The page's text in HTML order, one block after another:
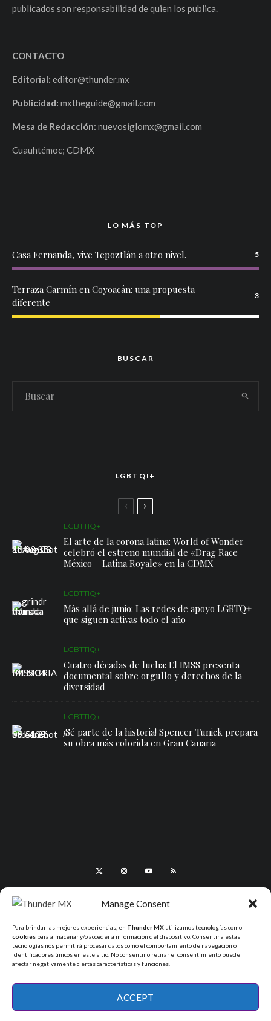
Manage Consent
Para brindar las mejores experiencias, en Thunder MX utilizamos tecnologías como
cookies para almacenar y/o acceder a información del dispositivo. Consentir a estas
tecnologías nos permitirá procesar datos como el comportamiento de navegación o
identificadores únicos en este sitio. No consentir o retirar el consentimiento puede
afectar negativamente ciertas características y funciones.
ACCEPT
publicados son responsabilidad de quien los publica.
CONTACTO
Editorial: editor@thunder.mx
Publicidad: mxtheguide@gmail.com
Mesa de Redacción: nuevosiglomx@gmail.com
Cuauhtémoc; CDMX
LO MÁS TOP
Casa Fernanda, vive Tepoztlán a otro nivel. 5
Terraza Carmín en Coyoacán: una propuesta
diferente
3
BUSCAR
LGBTQI+
LGBTTIQ+
El arte de la corona latina: World of Wonder
celebró el estreno mundial de «Drag Race
México – Latina Royale» en la CDMX
LGBTTIQ+
Más allá de junio: Las redes de apoyo LGBTQ+
que siguen activas todo el año
LGBTTIQ+
Cuatro décadas de lucha: El IMSS presenta
documental sobre orgullo y derechos de la
diversidad
LGBTTIQ+
¡Sé parte de la historia! Spencer Tunick prepara
su obra más colorida en Gran Canaria